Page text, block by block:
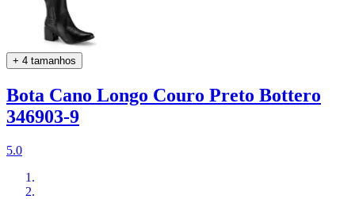
+ 4 tamanhos
Bota Cano Longo Couro Preto Bottero
346903-9
5.0